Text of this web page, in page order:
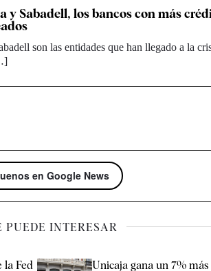
y Sabadell, los bancos con más
son las entidades que han llegado a la
en Google News
PUEDE INTERESAR
la Fed
Unicaja gana un 7%